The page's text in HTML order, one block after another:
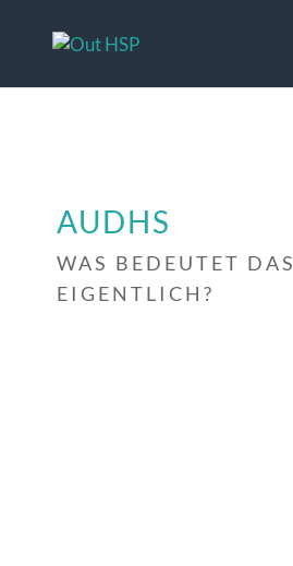
AUDHS
WAS BEDEUTET DAS
EIGENTLICH?